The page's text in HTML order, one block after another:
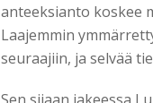
anteeksianto koskee
Laajemmin
seuraajiin, ja selvää